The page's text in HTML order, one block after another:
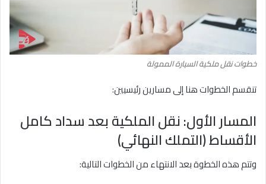
خطوات نقل ملكية السيارة الممولة
تنقسم الخطوات هنا إلى مسارين رئيسيين:
المسار الأول: نقل الملكية بعد سداد كامل
الأقساط (التملك النهائي)
وتتم هذه الخطوة بعد الانتهاء من الخطوات التالية: